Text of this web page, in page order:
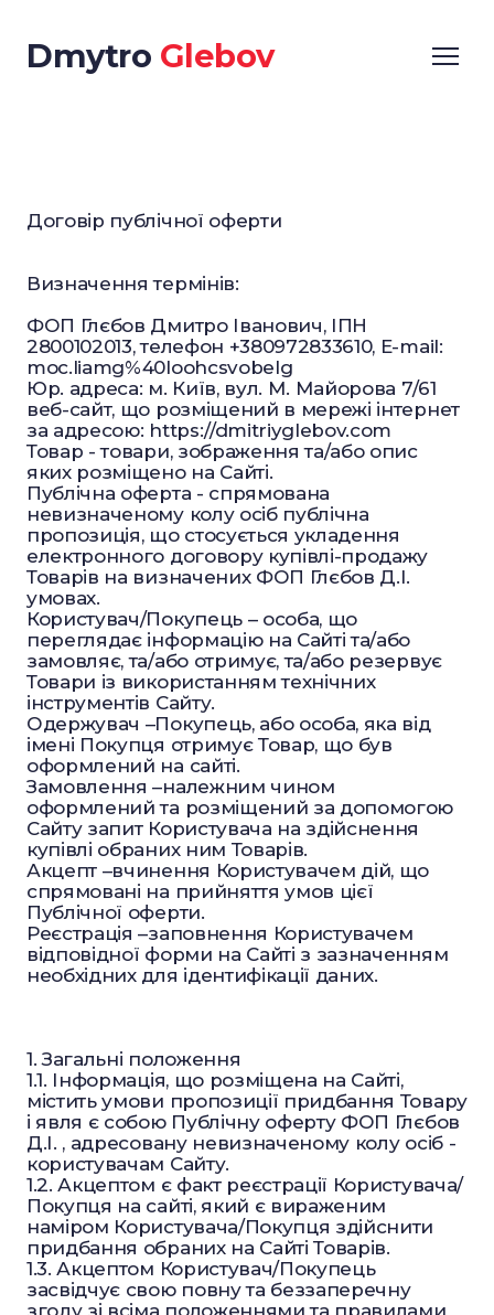
Dmytro Glebov
Договір публічної оферти
Визначення термінів:
ФОП Глєбов Дмитро Іванович, ІПН
2800102013, телефон +380972833610, E-mail:
moc.liamg%40loohcsvobelg
Юр. адреса: м. Київ, вул. М. Майорова 7/61
веб-сайт, що розміщений в мережі інтернет
за адресою: https://dmitriyglebov.com
Товар - товари, зображення та/або опис
яких розміщено на Сайті.
Публічна оферта - спрямована
невизначеному колу осіб публічна
пропозиція, що стосується укладення
електронного договору купівлі-продажу
Товарів на визначених ФОП Глєбов Д.І.
умовах.
Користувач/Покупець – особа, що
переглядає інформацію на Сайті та/або
замовляє, та/або отримує, та/або резервує
Товари із використанням технічних
інструментів Сайту.
Одержувач –Покупець, або особа, яка від
імені Покупця отримує Товар, що був
оформлений на сайті.
Замовлення –належним чином
оформлений та розміщений за допомогою
Сайту запит Користувача на здійснення
купівлі обраних ним Товарів.
Акцепт –вчинення Користувачем дій, що
спрямовані на прийняття умов цієї
Публічної оферти.
Реєстрація –заповнення Користувачем
відповідної форми на Сайті з зазначенням
необхідних для ідентифікації даних.
1. Загальні положення
1.1. Інформація, що розміщена на Сайті,
містить умови пропозиції придбання Товару
і явля є собою Публічну оферту ФОП Глєбов
Д.І. , адресовану невизначеному колу осіб -
користувачам Сайту.
1.2. Акцептом є факт реєстрації Користувача/
Покупця на сайті, який є вираженим
наміром Користувача/Покупця здійснити
придбання обраних на Сайті Товарів.
1.3. Акцептом Користувач/Покупець
засвідчує свою повну та беззаперечну
згоду зі всіма положеннями та правилами